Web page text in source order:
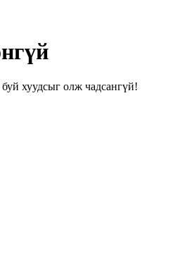
хуудсыг олж чадсангүй!